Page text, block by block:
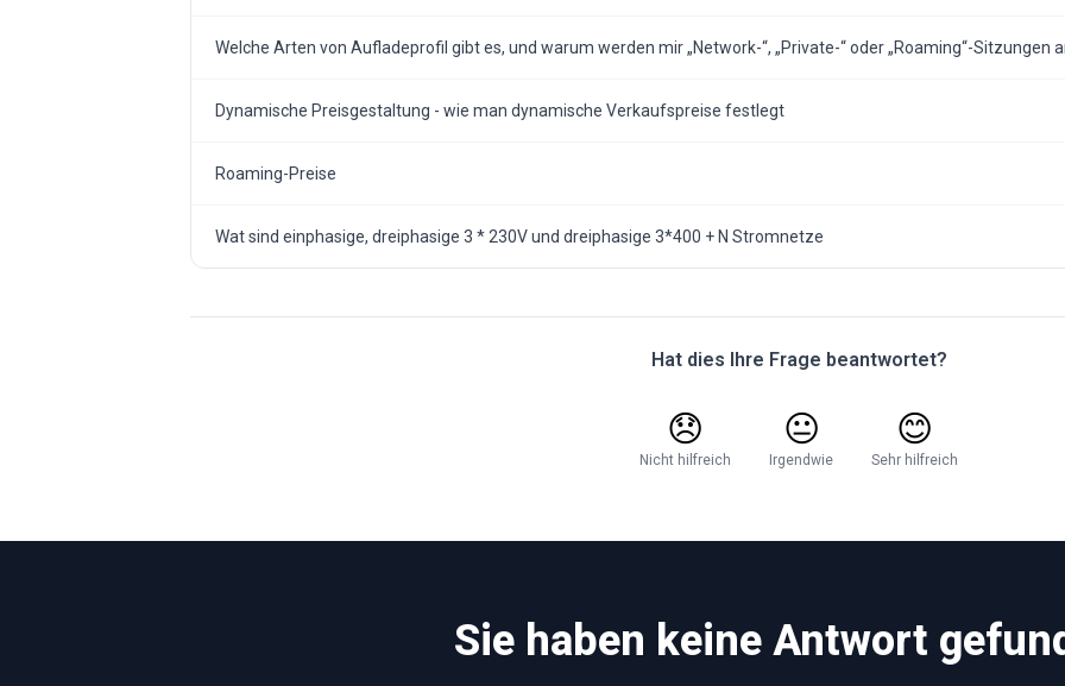
Welche Arten von Aufladeprofil gibt es, und warum werden mir „Network-“, „Private-“ oder „Roaming“-Sitzungen
Dynamische Preisgestaltung - wie man dynamische Verkaufspreise festlegt
Roaming-Preise
Wat sind einphasige, dreiphasige 3 * 230V und dreiphasige 3*400 + N Stromnetze
Hat dies Ihre Frage beantwortet?
😞
Nicht hilfreich
😐
Irgendwie
😊
Sehr hilfreich
Sie haben keine Antwort